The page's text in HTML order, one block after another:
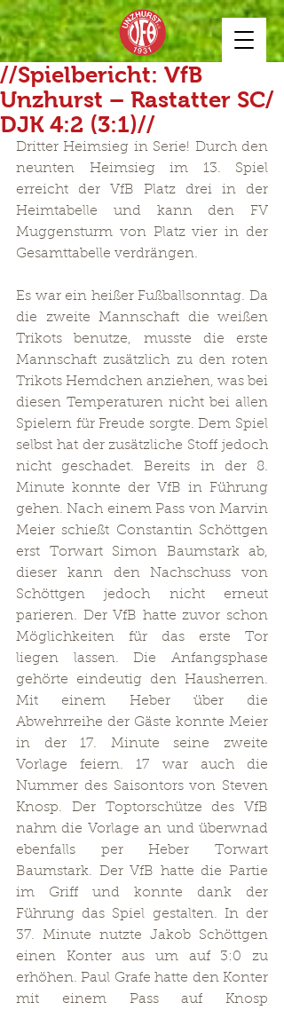
//Spielbericht: VfB
Unzhurst – Rastatter SC/
DJK 4:2 (3:1)//
Dritter Heimsieg in Serie! Durch den
neunten Heimsieg im 13. Spiel
erreicht der VfB Platz drei in der
Heimtabelle und kann den FV
Muggensturm von Platz vier in der
Gesamttabelle verdrängen.
Es war ein heißer Fußballsonntag. Da
die zweite Mannschaft die weißen
Trikots benutze, musste die erste
Mannschaft zusätzlich zu den roten
Trikots Hemdchen anziehen, was bei
diesen Temperaturen nicht bei allen
Spielern für Freude sorgte. Dem Spiel
selbst hat der zusätzliche Stoff jedoch
nicht geschadet. Bereits in der 8.
Minute konnte der VfB in Führung
gehen. Nach einem Pass von Marvin
Meier schießt Constantin Schöttgen
erst Torwart Simon Baumstark ab,
dieser kann den Nachschuss von
Schöttgen jedoch nicht erneut
parieren. Der VfB hatte zuvor schon
Möglichkeiten für das erste Tor
liegen lassen. Die Anfangsphase
gehörte eindeutig den Hausherren.
Mit einem Heber über die
Abwehrreihe der Gäste konnte Meier
in der 17. Minute seine zweite
Vorlage feiern. 17 war auch die
Nummer des Saisontors von Steven
Knosp. Der Toptorschütze des VfB
nahm die Vorlage an und überwnad
ebenfalls per Heber Torwart
Baumstark. Der VfB hatte die Partie
im Griff und konnte dank der
Führung das Spiel gestalten. In der
37. Minute nutzte Jakob Schöttgen
einen Konter aus um auf 3:0 zu
erhöhen. Paul Grafe hatte den Konter
mit einem Pass auf Knosp